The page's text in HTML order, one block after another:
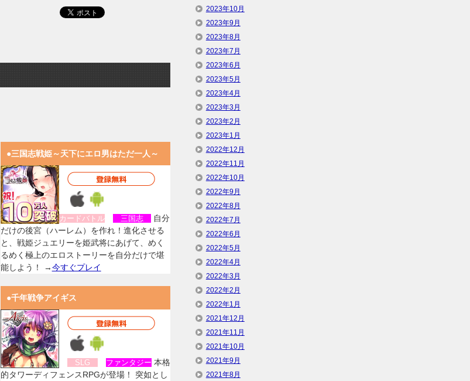
●三国志戦姫～天下にエロ男はただ一人～
カードバトル 三国志
自分
だけの後宮（ハーレム）を作れ！進化させる
と、戦姫ジュエリーを姫武将にあげて、めく
るめく極上のエロストーリーを自分だけで堪
能しよう！ →今すぐプレイ
●千年戦争アイギス
SLG ファンタジー 本格
的タワーディフェンスRPGが登場！ 突如とし
2023年10月
2023年9月
2023年8月
2023年7月
2023年6月
2023年5月
2023年4月
2023年3月
2023年2月
2023年1月
2022年12月
2022年11月
2022年10月
2022年9月
2022年8月
2022年7月
2022年6月
2022年5月
2022年4月
2022年3月
2022年2月
2022年1月
2021年12月
2021年11月
2021年10月
2021年9月
2021年8月